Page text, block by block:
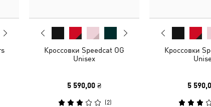
Кроссовки Speedcat OG
Unisex
5 590,00 ₴
(2)
Кроссовки
5